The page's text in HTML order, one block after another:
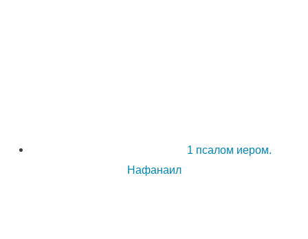
1 псалом иером.
Нафанаил